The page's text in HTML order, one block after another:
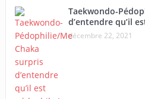
Taekwondo-
d’entendre qu’il
décembre 22, 2021